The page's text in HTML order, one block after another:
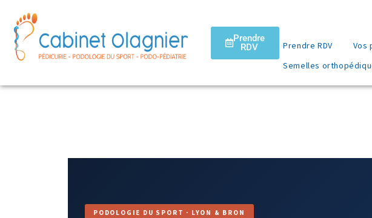
Prendre
RDV
Prendre RDV Vos
Semelles
PODOLOGIE DU SPORT · LYON & BRON